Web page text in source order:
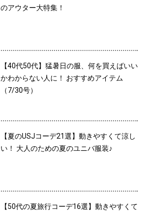
のアウター大特集！
【40代50代】猛暑日の服、何を買えばいい
かわからない人に！ おすすめアイテム
（7/30号）
【夏のUSJコーデ21選】動きやすくて涼し
い！ 大人のための夏のユニバ服装♪
【50代の夏旅行コーデ16選】動きやすくて